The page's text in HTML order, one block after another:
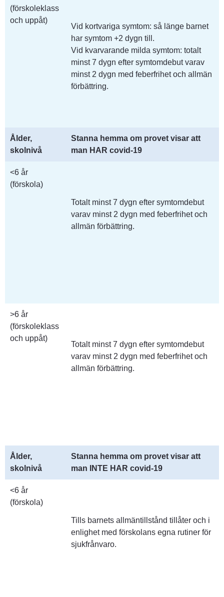
(förskoleklass
och uppåt)
Vid kortvariga symtom: så länge barnet
har symtom +2 dygn till.
Vid kvarvarande milda symtom: totalt
minst 7 dygn efter symtomdebut varav
minst 2 dygn med feberfrihet och allmän
förbättring.
Ålder,
skolnivå
Stanna hemma om provet visar att
man HAR covid-19
<6 år
(förskola)
Totalt minst 7 dygn efter symtomdebut
varav minst 2 dygn med feberfrihet och
allmän förbättring.
>6 år
(förskoleklass
och uppåt)
Totalt minst 7 dygn efter symtomdebut
varav minst 2 dygn med feberfrihet och
allmän förbättring.
Ålder,
skolnivå
Stanna hemma om provet visar att
man INTE HAR covid-19
<6 år
(förskola)
Tills barnets allmäntillstånd tillåter och i
enlighet med förskolans egna rutiner för
sjukfrånvaro.